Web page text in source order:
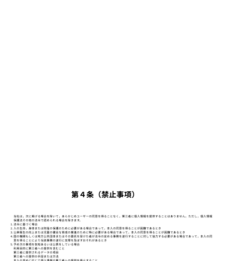
第４条（禁止事項）
当社は，次に掲げる場合を除いて，あらかじめユーザーの同意を得ることなく，第三者に個人情報を提供することはありません。ただし，個人情報
保護法その他の法令で認められる場合を除きます。
法令に基づく場合
人の生命，身体または財産の保護のために必要がある場合であって，本人の同意を得ることが困難であるとき
公衆衛生の向上または児童の健全な育成の推進のために特に必要がある場合であって，本人の同意を得ることが困難であるとき
国の機関もしくは地方公共団体またはその委託を受けた者が法令の定める事務を遂行することに対して協力する必要がある場合であって，本人の同
意を得ることにより当該事務の遂行に支障を及ぼすおそれがあるとき
予め次の事項を告知あるいは公表をしている場合
利用目的に第三者への提供を含むこと
第三者に提供されるデータの項目
第三者への提供の手段または方法